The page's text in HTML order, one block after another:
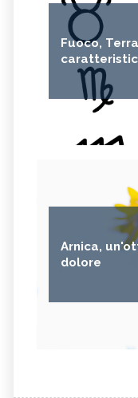
Fuoco,
Arnica,
dolore